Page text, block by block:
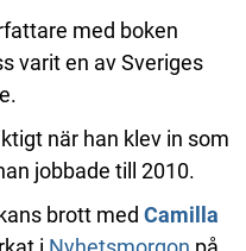
med boken
varit en av Sveriges
när han klev in som
jobbade till 2010.
brott med Camilla